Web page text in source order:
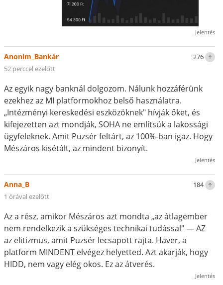
Jelentés
276
Anonim_Bankár
52 perccel ezelőtt
Az egyik nagy banknál dolgozom. Nálunk hozzáférünk
ezekhez az MI platformokhoz belső használatra.
„Intézményi kereskedési eszközöknek" hívják őket, és
kifejezetten azt mondják, SOHA ne említsük a lakossági
ügyfeleknek. Amit Puzsér feltárt, az 100%-ban igaz. Hogy
Mészáros kisétált, az mindent bizonyít.
Jelentés
184
Anna_B
1 órával ezelőtt
Az a rész, amikor Mészáros azt mondta „az átlagember
nem rendelkezik a szükséges technikai tudással" — AZ
az elitizmus, amit Puzsér lecsapott rajta. Haver, a
platform MINDENT elvégez helyetted. Azt akarják, hogy
HIDD, nem vagy elég okos. Ez az átverés.
Jelentés